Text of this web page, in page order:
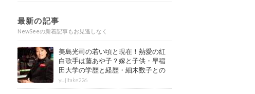
最新の記事
NewSeeの新着記事もお見逃しなく
美島光司の若い頃と現在！熱愛の紅
白歌手は藤あや子？嫁と子供・早稲
田大学の学歴と経歴・細木数子との
確執もまとめ
yujitake226